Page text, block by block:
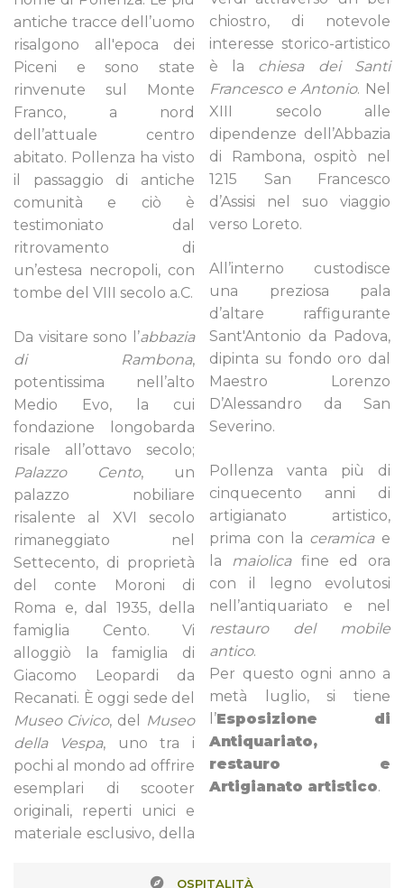
antiche tracce dell’uomo
risalgono all'epoca dei
Piceni e sono state
rinvenute sul Monte
Franco, a nord
dell’attuale centro
abitato. Pollenza ha visto
il passaggio di antiche
comunità e ciò è
testimoniato dal
ritrovamento di
un’estesa necropoli, con
tombe del VIII secolo a.C.
Da visitare sono l’abbazia
di Rambona,
potentissima nell’alto
Medio Evo, la cui
fondazione longobarda
risale all’ottavo secolo;
Palazzo Cento, un
palazzo nobiliare
risalente al XVI secolo
rimaneggiato nel
Settecento, di proprietà
del conte Moroni di
Roma e, dal 1935, della
famiglia Cento. Vi
alloggiò la famiglia di
Giacomo Leopardi da
Recanati. È oggi sede del
Museo Civico, del
Museo
della Vespa, uno tra i
pochi al mondo ad offrire
esemplari di scooter
originali, reperti unici e
materiale esclusivo, della
chiostro, di notevole
interesse storico-artistico
è la chiesa dei Santi
Francesco e Antonio. Nel
XIII secolo alle
dipendenze dell’Abbazia
di Rambona, ospitò nel
1215 San Francesco
d’Assisi nel suo viaggio
verso Loreto.
All’interno custodisce
una preziosa pala
d’altare raffigurante
Sant'Antonio da Padova,
dipinta su fondo oro dal
Maestro Lorenzo
D’Alessandro da San
Severino.
Pollenza vanta più di
cinquecento anni di
artigianato artistico,
prima con la ceramicae
la maiolicafine ed ora
con il legno evolutosi
nell’antiquariato e nel
restauro del mobile
antico.
Per questo ogni anno a
metà luglio, si tiene
l’Esposizione di
Antiquariato,
restauro e
Artigianato artistico.
OSPITALITÀ